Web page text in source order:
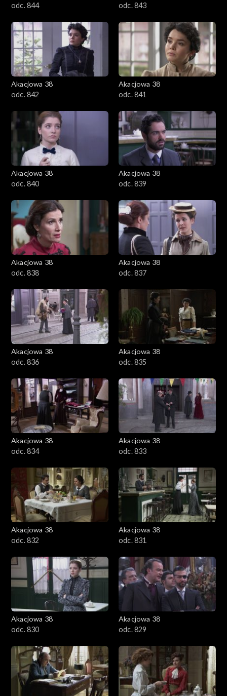
odc. 844
odc. 843
Akacjowa 38
odc. 842
Akacjowa 38
odc. 841
Akacjowa 38
odc. 840
Akacjowa 38
odc. 839
Akacjowa 38
odc. 838
Akacjowa 38
odc. 837
Akacjowa 38
odc. 836
Akacjowa 38
odc. 835
Akacjowa 38
odc. 834
Akacjowa 38
odc. 833
Akacjowa 38
odc. 832
Akacjowa 38
odc. 831
Akacjowa 38
odc. 830
Akacjowa 38
odc. 829